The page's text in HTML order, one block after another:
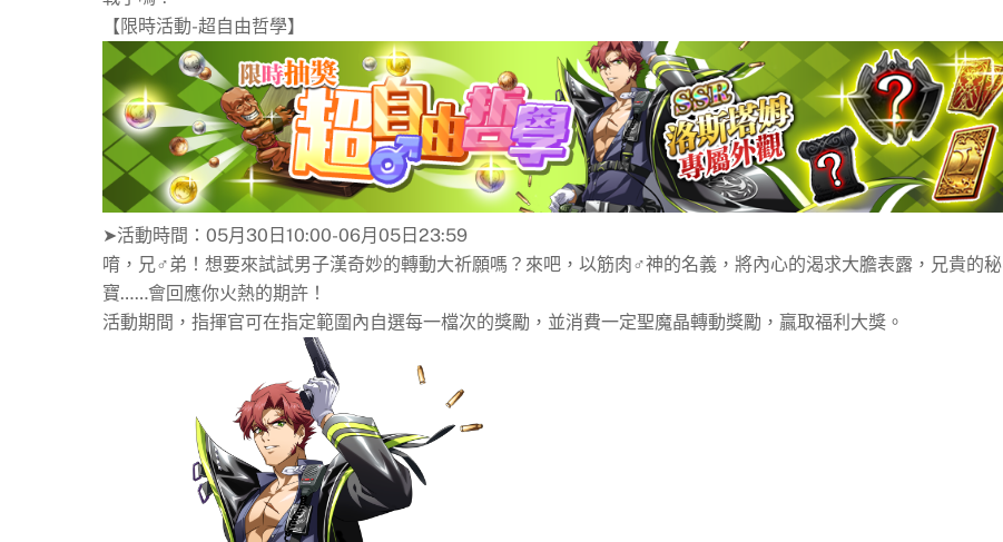
【限時活動-超自由哲學】
➤活動時間：05月30日10:00-06月05日23:59
唷，兄♂弟！想要來試試男子漢奇妙的轉動大祈願嗎？來吧，以筋肉♂神的名義，將內心的渴求大膽表露，兄貴的秘
寶……會回應你火熱的期許！
活動期間，指揮官可在指定範圍內自選每一檔次的獎勵，並消費一定聖魔晶轉動獎勵，贏取福利大獎。